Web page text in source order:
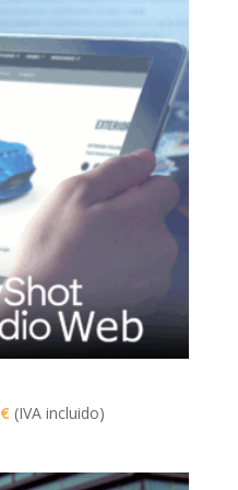
€El
actual
(IVA incluido)